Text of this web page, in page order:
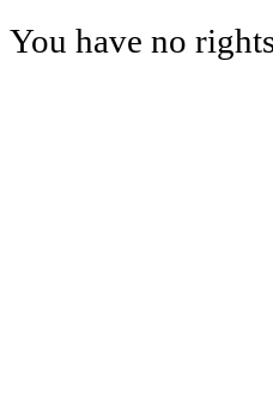
You have no